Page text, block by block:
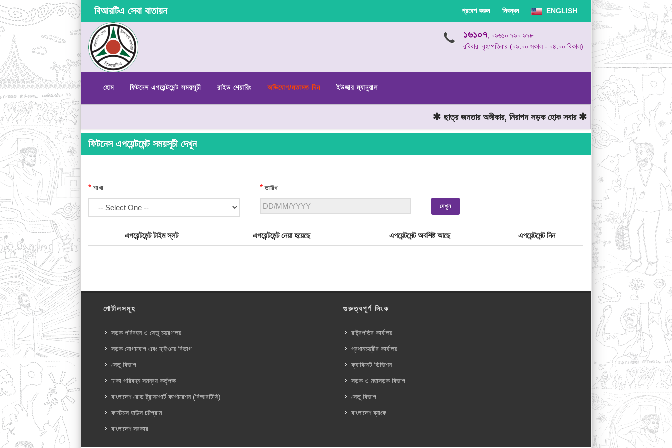
বিআরটিএ সেবা বাতায়ন প্রবেশ করুন নিবন্ধন ENGLISH
১৬১০৭, ০৯৬১০ ৯৯০ ৯৯৮
রবিবার–বৃহস্পতিবার (০৯.০০ সকাল - ০৪.০০ বিকাল)
হোম ফিটনেস এপয়েন্টমেন্ট সময়সূচী রাইড শেয়ারিং অভিযোগ/মতামত দিন ইউজার ম্যানুয়াল
ছাত্র জনতার অঙ্গীকার, নিরাপদ সড়ক হোক সবার মোটরযান চালানোর সময়
ফিটনেস এপয়েন্টমেন্ট সময়সূচী দেখুন
* শাখা * তারিখ
দেখুন
এপয়েন্টমেন্ট টাইম স্লট এপয়েন্টমেন্ট নেয়া হয়েছে এপয়েন্টমেন্ট অবশিষ্ট আছে এপয়েন্টমেন্ট নিন
পোর্টালসমূহ
সড়ক পরিবহন ও সেতু মন্ত্রণালয়
সড়ক যোগাযোগ এবং হাইওয়ে বিভাগ
সেতু বিভাগ
ঢাকা পরিবহন সমন্বয় কর্তৃপক্ষ
বাংলাদেশ রোড ট্রান্সপোর্ট কর্পোরেশন (বিআরটিসি)
কাস্টমস হাউস চট্টগ্রাম
বাংলাদেশ সরকার
গুরুত্বপূর্ণ লিংক
রাষ্ট্রপতির কার্যালয়
প্রধানমন্ত্রীর কার্যালয়
ক্যাবিনেট ডিভিশন
সড়ক ও মহাসড়ক বিভাগ
সেতু বিভাগ
বাংলাদেশ ব্যাংক